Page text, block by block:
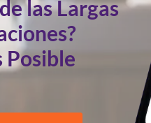
las Largas
Posible